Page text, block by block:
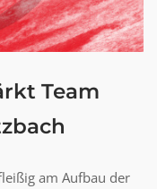
Team
am Aufbau der